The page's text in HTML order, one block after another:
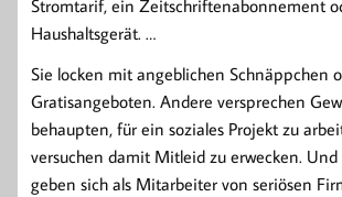
Stromtarif, ein Zeitschriftenabonnement
Haushaltsgerät. …
Sie locken mit angeblichen Schnäppchen
Gratisangeboten. Andere versprechen
behaupten, für ein soziales Projekt zu
versuchen damit Mitleid zu erwecken.
geben sich als Mitarbeiter von seriösen